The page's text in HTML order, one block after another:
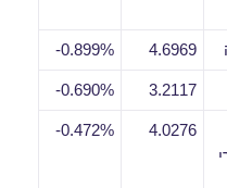
4.6969
0.899%-
3.2117
0.690%-
4.0276
0.472%-